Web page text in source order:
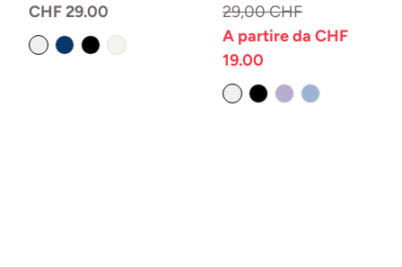
Prezzo
normale
CHF 29.00
Variante
esaurita
Prezzo
normale
29,00 CHF
Prezzo
di
A partire da CHF
19.00